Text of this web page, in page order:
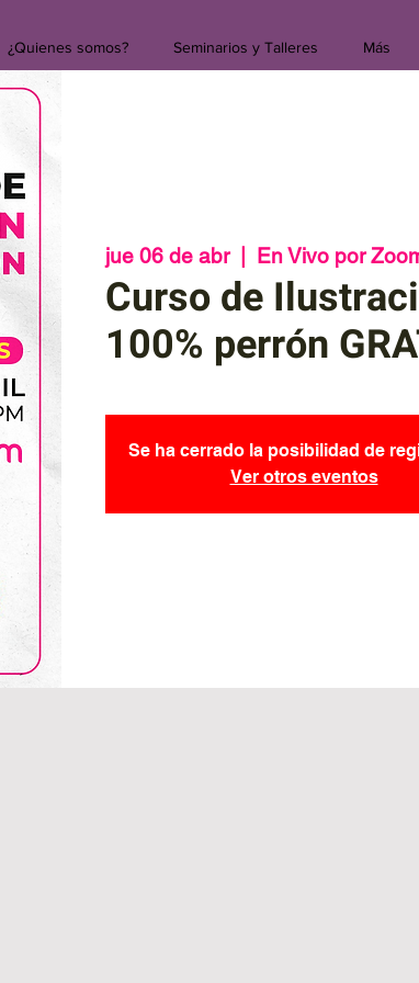
¿Quienes somos? Seminarios y Talleres Más
jue 06 de abr
  |
En Vivo por
Curso de
100% perrón
Se ha cerrado la posibilidad de
Ver otros eventos